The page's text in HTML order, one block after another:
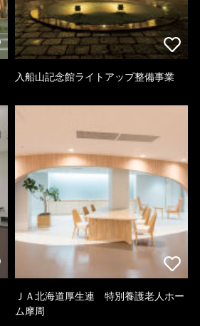
入船山記念館ライトアップ整備事業
ＪＡ北海道厚生連 特別養護老人ホー
ム摩周